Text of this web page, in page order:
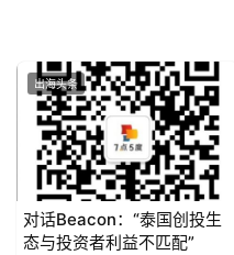
出海头条
对话Beacon：“泰国创投生
态与投资者利益不匹配”